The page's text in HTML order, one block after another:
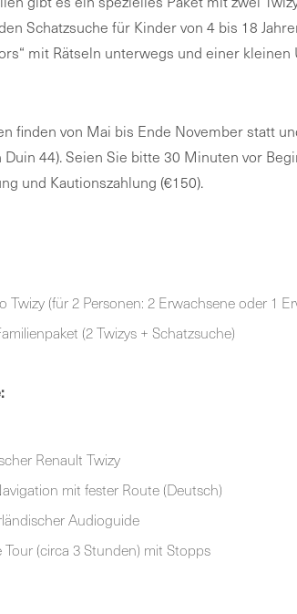
Schatzsuche für Kinder von 4 bis 18
mit Rätseln unterwegs und einer kleinen
finden von Mai bis Ende November statt
44). Seien Sie bitte 30 Minuten vor
und Kautionszahlung (€150).
Twizy (für 2 Personen: 2 Erwachsene oder 1
(2 Twizys + Schatzsuche)
Renault Twizy
mit fester Route (Deutsch)
Audioguide
Tour (circa 3 Stunden) mit Stopps